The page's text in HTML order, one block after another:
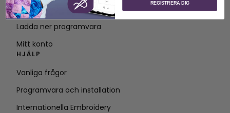
Använd kod
Ladda ner programvara
Mitt konto
HJÄLP
Vanliga frågor
Programvara och installation
Internationella Embroidery
REGISTRERA DIG